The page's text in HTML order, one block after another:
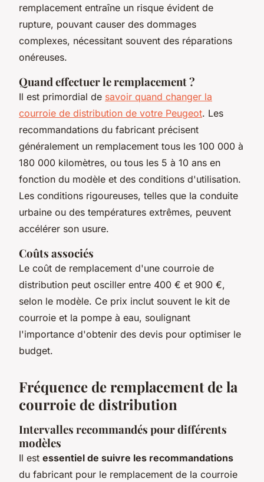
remplacement entraîne un risque évident de
rupture, pouvant causer des dommages
complexes, nécessitant souvent des réparations
onéreuses.
Quand effectuer le remplacement ?
Il est primordial de savoir quand changer la
courroie de distribution de votre Peugeot. Les
recommandations du fabricant précisent
généralement un remplacement tous les 100 000 à
180 000 kilomètres, ou tous les 5 à 10 ans en
fonction du modèle et des conditions d'utilisation.
Les conditions rigoureuses, telles que la conduite
urbaine ou des températures extrêmes, peuvent
accélérer son usure.
Coûts associés
Le coût de remplacement d'une courroie de
distribution peut osciller entre 400 € et 900 €,
selon le modèle. Ce prix inclut souvent le kit de
courroie et la pompe à eau, soulignant
l'importance d'obtenir des devis pour optimiser le
budget.
Fréquence de remplacement de la
courroie de distribution
Intervalles recommandés pour différents
modèles
Il est essentiel de suivre les recommandations
du fabricant pour le remplacement de la courroie